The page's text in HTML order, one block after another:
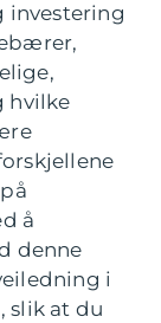
investering
hvilke
å
denne
i
slik at du